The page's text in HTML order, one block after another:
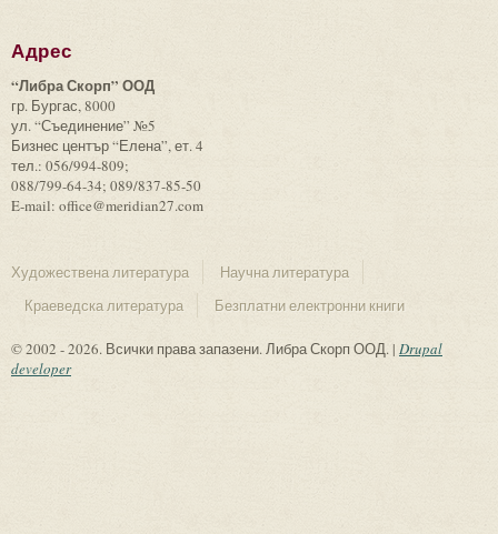
Адрес
“Либра Скорп” ООД
гр. Бургас, 8000
ул. “Съединение” №5
Бизнес център “Елена”, ет. 4
тел.: 056/994-809;
088/799-64-34; 089/837-85-50
E-mail: office@meridian27.com
Художествена литература
Научна литература
Краеведска литература
Безплатни електронни книги
© 2002 - 2026. Всички права запазени. Либра Скорп ООД. | Drupal
developer